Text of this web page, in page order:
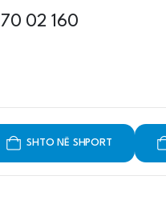
02 160
SHTO NË SHPORT